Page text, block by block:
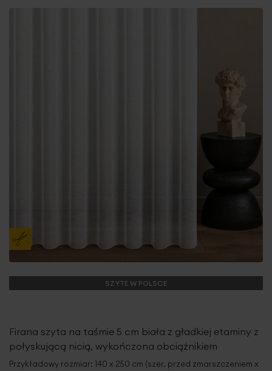
SZYTE W POLSCE
Firana szyta na taśmie 5 cm biała z gładkiej etaminy z
połyskującą nicią, wykończona obciążnikiem
Przykładowy rozmiar: 140 x 250 cm (szer. przed zmarszczeniem x